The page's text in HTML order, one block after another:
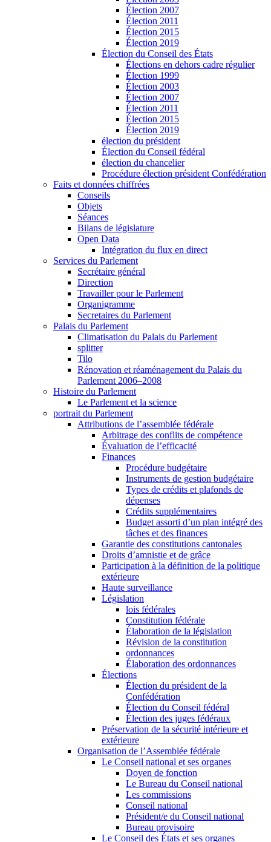
Élection 2007
Élection 2011
Élection 2015
Élection 2019
Élection du Conseil des États
Élections en dehors cadre régulier
Élection 1999
Élection 2003
Élection 2007
Élection 2011
Élection 2015
Élection 2019
élection du président
Élection du Conseil fédéral
élection du chancelier
Procédure élection président Confédération
Faits et données chiffrées
Conseils
Objets
Séances
Bilans de législature
Open Data
Intégration du flux en direct
Services du Parlement
Secrétaire général
Direction
Travailler pour le Parlement
Organigramme
Secretaires du Parlement
Palais du Parlement
Climatisation du Palais du Parlement
splitter
Tilo
Rénovation et réaménagement du Palais du
Parlement 2006–2008
Histoire du Parlement
Le Parlement et la science
portrait du Parlement
Attributions de l’assemblée fédérale
Arbitrage des conflits de compétence
Évaluation de l’efficacité
Finances
Procédure budgétaire
Instruments de gestion budgétaire
Types de crédits et plafonds de
dépenses
Crédits supplémentaires
Budget assorti d’un plan intégré des
tâches et des finances
Garantie des constitutions cantonales
Droits d’amnistie et de grâce
Participation à la définition de la politique
extérieure
Haute surveillance
Législation
lois fédérales
Constitution fédérale
Élaboration de la législation
Révision de la constitution
ordonnances
Élaboration des ordonnances
Élections
Élection du président de la
Confédération
Élection du Conseil fédéral
Élection des juges fédéraux
Préservation de la sécurité intérieure et
extérieure
Organisation de l’Assemblée fédérale
Le Conseil national et ses organes
Doyen de fonction
Le Bureau du Conseil national
Les commissions
Conseil national
Président/e du Conseil national
Bureau provisoire
Le Conseil des États et ses organes